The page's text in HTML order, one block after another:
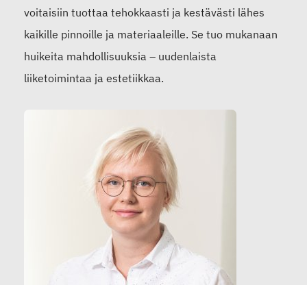
voitaisiin tuottaa tehokkaasti ja kestävästi lähes
kaikille pinnoille ja materiaaleille. Se tuo mukanaan
huikeita mahdollisuuksia – uudenlaista
liiketoimintaa ja estetiikkaa.